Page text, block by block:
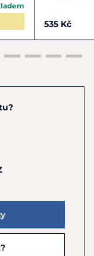
535 Kč